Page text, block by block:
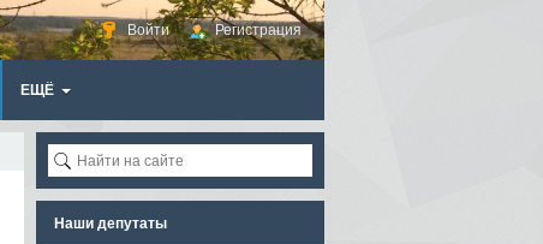
Войти Регистрация
ЕЩЁ
Наши депутаты